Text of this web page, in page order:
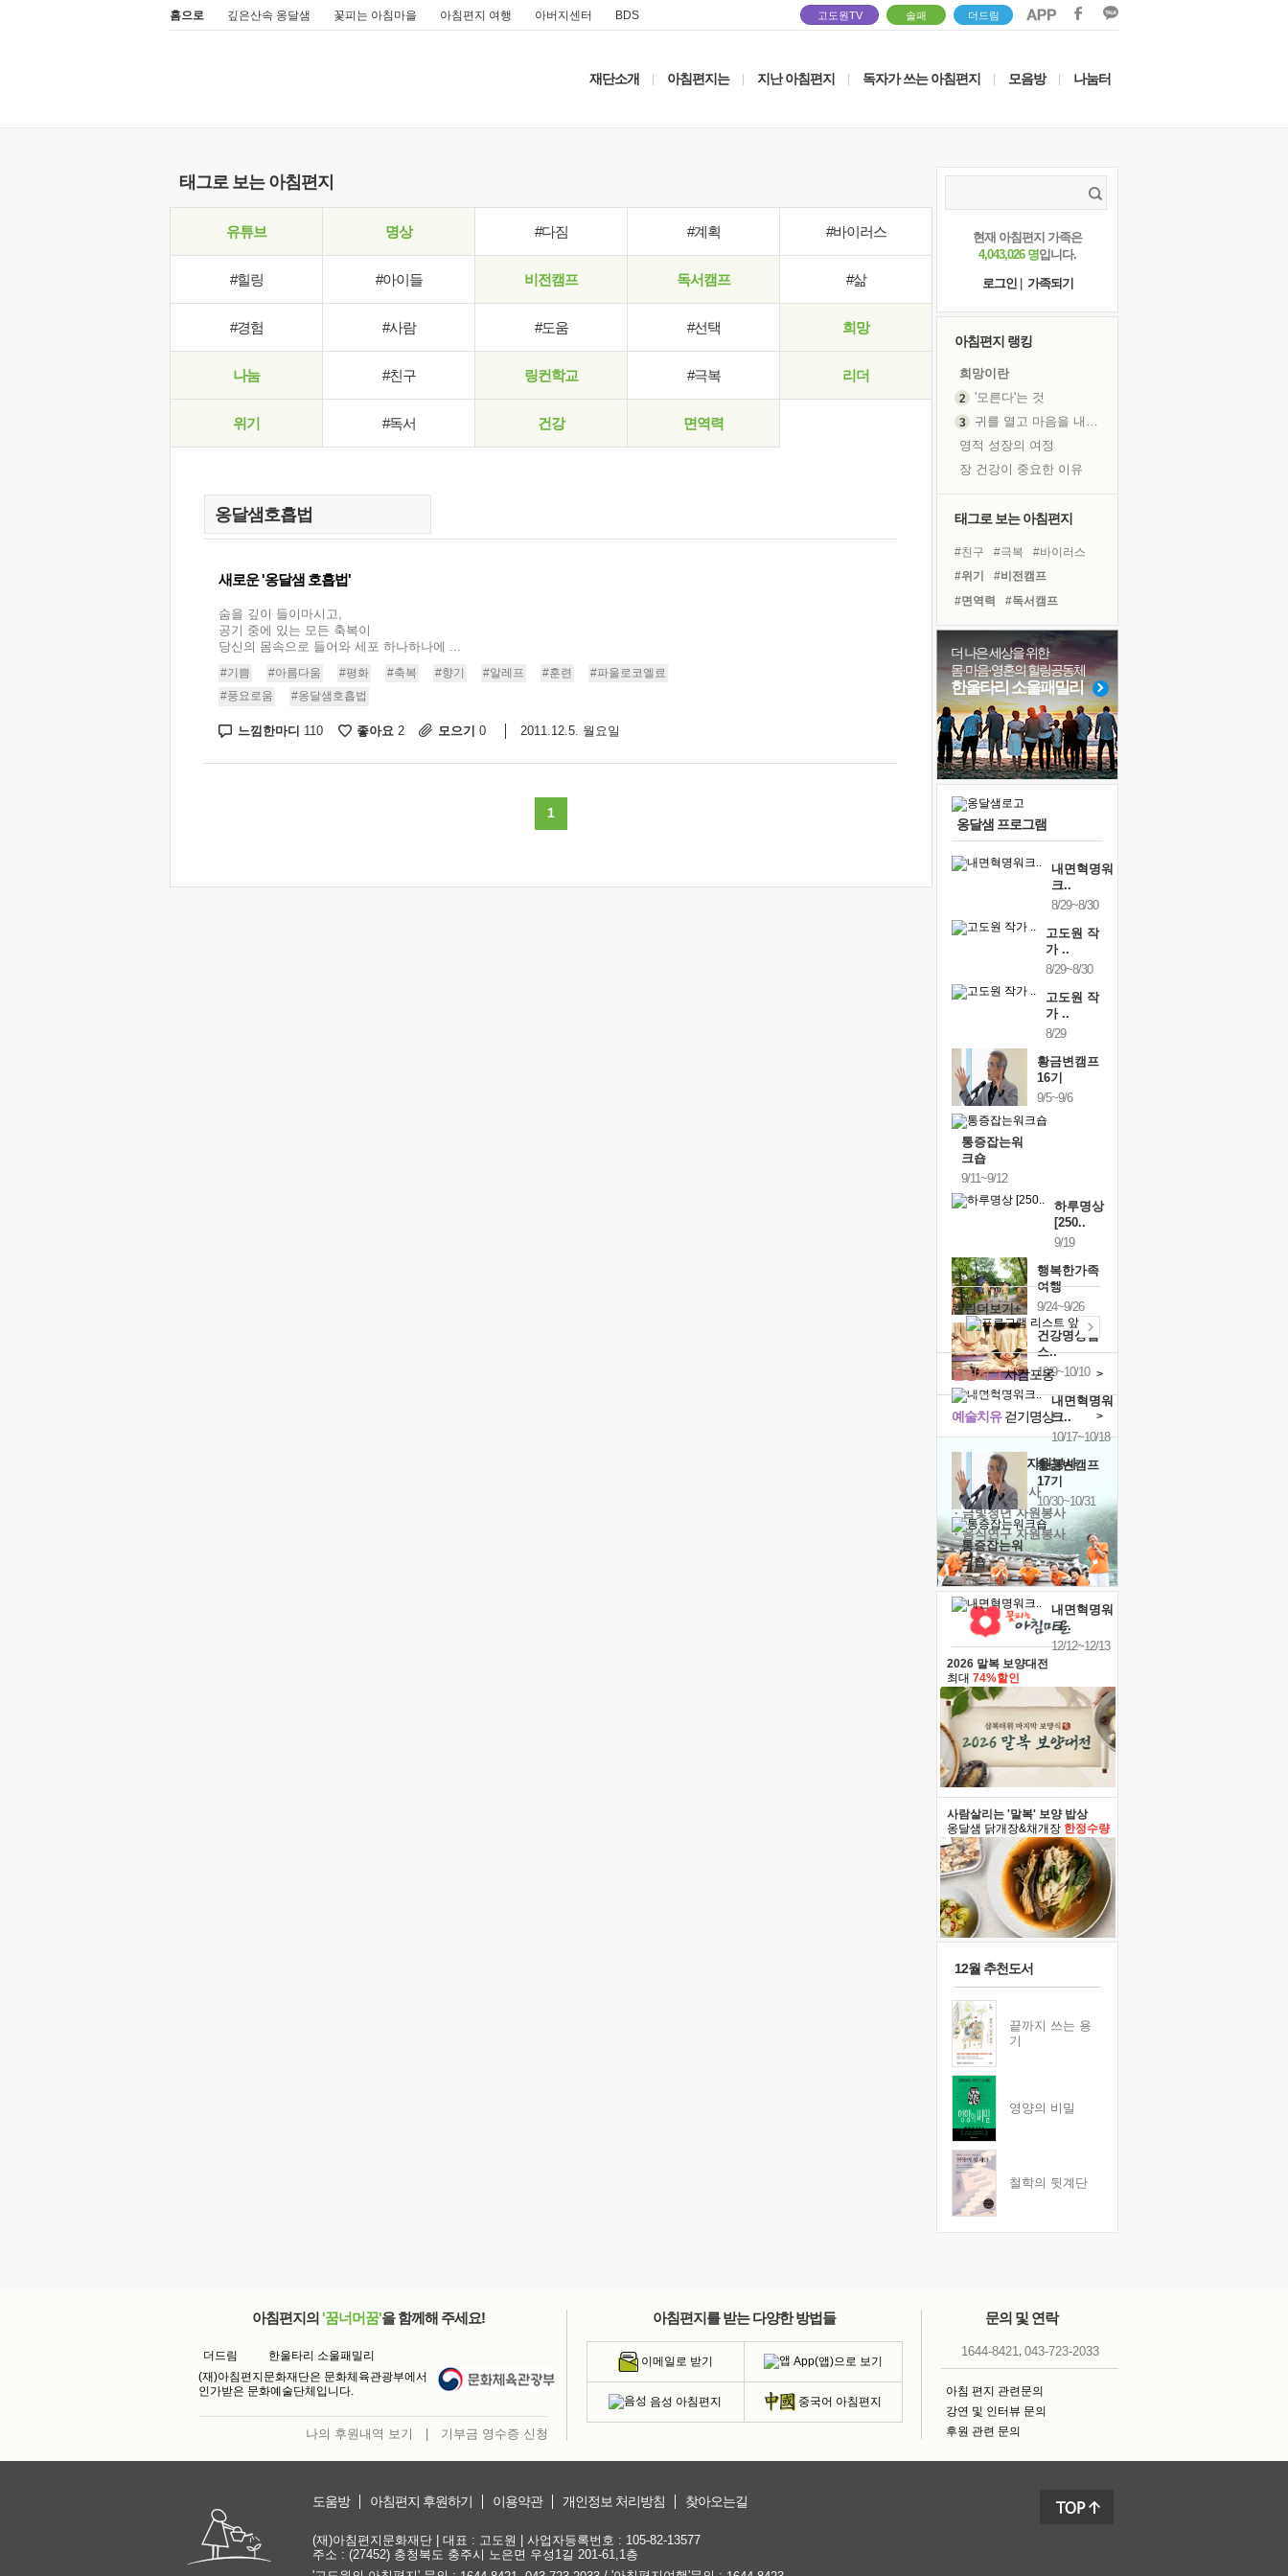
홈으로 깊은산속 옹달샘 꽃피는 아침마을 아침편지 여행 아버지센터 BDS 고도원TV 솔패 더드림
재단소개 아침편지는 지난 아침편지 독자가 쓰는 아침편지 모음방 나눔터
태그로 보는 아침편지
유튜브 명상 #다짐 #계획 #바이러스
#힐링 #아이들 비전캠프 독서캠프 #삶
#경험 #사람 #도움 #선택 희망
나눔 #친구 링컨학교 #극복 리더
위기 #독서 건강 면역력
새로운 '옹달샘 호흡법'
숨을 깊이 들이마시고,
공기 중에 있는 모든 축복이
당신의 몸속으로 들어와 세포 하나하나에 ...
#기쁨 #아름다움 #평화 #축복 #향기 #알레프 #훈련
#파울로코엘료
#풍요로움
#옹달샘호흡법
느낌한마디 110 좋아요 2 모으기 0 2011.12.5. 월요일
1
현재 아침편지 가족은
4,043,026 명입니다.
로그인
가족되기
아침편지 랭킹
희망이란
'모른다'는 것
귀를 열고 마음을 내어주고
영적 성장의 여정
장 건강이 중요한 이유
꿈이 실제가 되는 것
'말 타는 법'을 먼저
졸업식 사진을 보며
극심한 변비, 어깨결림, 수면 장애
아픈 아버지를 위한 공간 설계
슬럼프
보고 싶은 어머니
못된 꼰대들
태그로 보는 아침편지
#친구 #극복
#바이러스
#위기
#비전캠프
#면역력
#독서캠프
#아이들
#계획
#유튜브
#희망
#나눔 #삶
#경험
#건강
#힐링
#독서
#도움
#선택
#사람
#명상
더 나은 세상을 위한
몸·마음·영혼의 힐링공동체
한울타리 소울패밀리
옹달샘 프로그램
내면혁명워
크..
8/29~8/30
고도원 작
가 ..
8/29~8/30
고도원 작
가 ..
8/29
황금변캠프
16기
9/5~9/6
통증잡는워
크숍
9/11~9/12
하루명상
[250..
9/19
행복한가족
여행
9/24~9/26
건강명상법
스..
10/9~10/10
내면혁명워
크..
10/17~10/18
황금변캠프
17기
10/30~10/31
통증잡는워
크숍
11/7~11/8
내면혁명워
크..
12/12~12/13
캘린더보기+
예술치유걷기명상 >
힐링허그사감포옹 >
'옹달샘의 꽃' 자원봉사
· 청년 자원봉사
· 금빛청년 자원봉사
· 음식연구 자원봉사
2026 말복 보양대전
최대 74%할인
사람살리는 '말복' 보양 밥상
옹달샘 닭개장&채개장 한정수량
12월 추천도서
끝까지 쓰는 용
기
영양의 비밀
철학의 뒷계단
아침편지의 '꿈너머꿈'을 함께해 주세요!
더드림
한울타리 소울패밀리
(재)아침편지문화재단은 문화체육관광부에서
인가받은 문화예술단체입니다.
나의 후원내역 보기 기부금 영수증 신청
아침편지를 받는 다양한 방법들
이메일로 받기 App(앱)으로 보기
음성 아침편지 중국어 아침편지
문의 및 연락
1644-8421, 043-723-2033
아침 편지 관련문의
강연 및 인터뷰 문의
후원 관련 문의
도움방 아침편지 후원하기 이용약관 개인정보 처리방침 찾아오는길
(재)아침편지문화재단 | 대표 : 고도원 | 사업자등록번호 : 105-82-13577
주소 : (27452) 충청북도 충주시 노은면 우성1길 201-61,1층